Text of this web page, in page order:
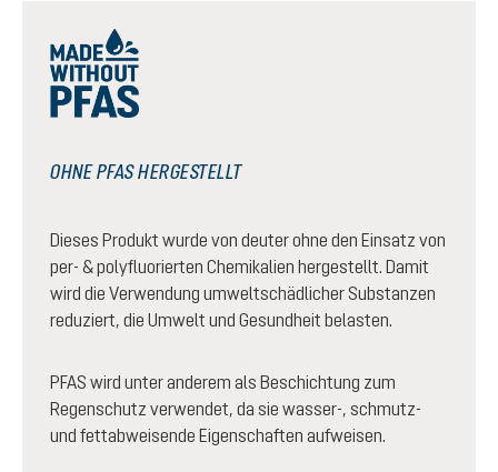
OHNE PFAS HERGESTELLT
Dieses Produkt wurde von deuter ohne den Einsatz von
per- & polyfluorierten Chemikalien hergestellt. Damit
wird die Verwendung umweltschädlicher Substanzen
reduziert, die Umwelt und Gesundheit belasten.
PFAS wird unter anderem als Beschichtung zum
Regenschutz verwendet, da sie wasser-, schmutz-
und fettabweisende Eigenschaften aufweisen.